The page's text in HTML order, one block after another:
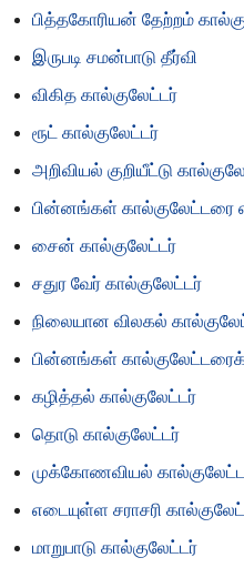
பித்தகோரியன் தேற்றம்
இருபடி சமன்பாடு தீர்வி
விகித கால்குலேட்டர்
ரூட் கால்குலேட்டர்
அறிவியல் குறியீட்டு
பின்னங்கள் கால்குலேட்டரை
சைன் கால்குலேட்டர்
சதுர வேர் கால்குலேட்டர்
நிலையான விலகல்
பின்னங்கள்
கழித்தல் கால்குலேட்டர்
தொடு கால்குலேட்டர்
முக்கோணவியல்
எடையுள்ள சராசரி
மாறுபாடு கால்குலேட்டர்